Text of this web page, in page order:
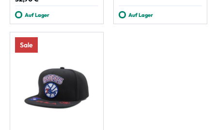
Auf Lager Auf Lager
Sale